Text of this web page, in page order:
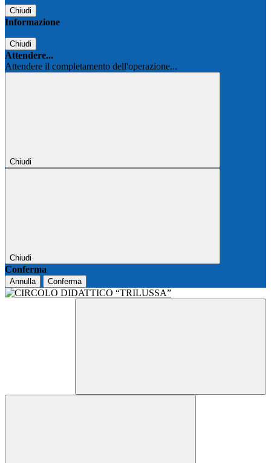
Chiudi
Informazione
Chiudi
Attendere...
Attendere il completamento dell'operazione...
Chiudi
Chiudi
Conferma
Annulla Conferma